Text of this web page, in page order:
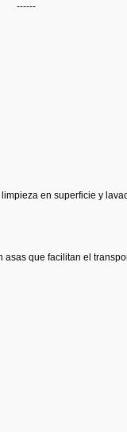
en superficie y
asas que facilitan el